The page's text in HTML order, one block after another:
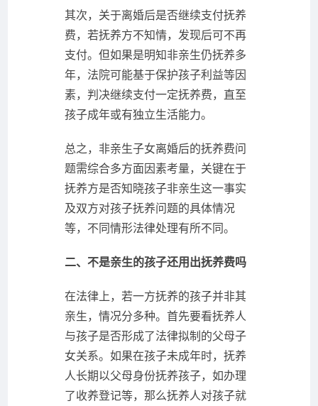
其次，关于离婚后是否继续支付抚养
费，若抚养方不知情，发现后可不再
支付。但如果是明知非亲生仍抚养多
年，法院可能基于保护孩子利益等因
素，判决继续支付一定抚养费，直至
孩子成年或有独立生活能力。
总之，非亲生子女离婚后的抚养费问
题需综合多方面因素考量，关键在于
抚养方是否知晓孩子非亲生这一事实
及双方对孩子抚养问题的具体情况
等，不同情形法律处理有所不同。
二、不是亲生的孩子还用出抚养费吗
在法律上，若一方抚养的孩子并非其
亲生，情况分多种。首先要看抚养人
与孩子是否形成了法律拟制的父母子
女关系。如果在孩子未成年时，抚养
人长期以父母身份抚养孩子，如办理
了收养登记等，那么抚养人对孩子就